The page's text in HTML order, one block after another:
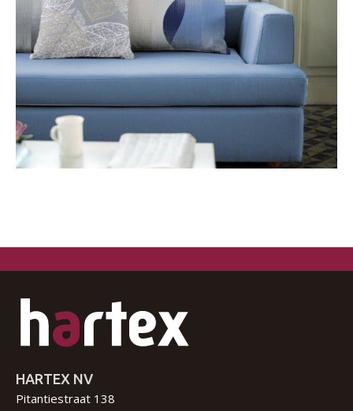
HARTEX NV
Pitantiestraat 138